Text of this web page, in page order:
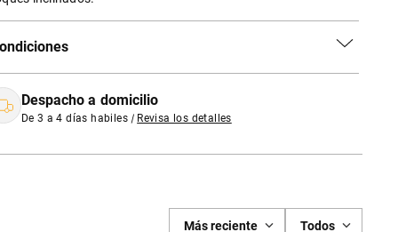
Despacho a domicilio
De 3 a 4 días habiles | Revisa los detalles
Más reciente Todos